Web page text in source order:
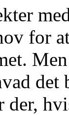
for
det
der,